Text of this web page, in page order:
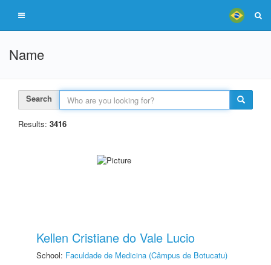
Name
Search
Results: 3416
Kellen Cristiane do Vale Lucio
School: Faculdade de Medicina (Câmpus de Botucatu)